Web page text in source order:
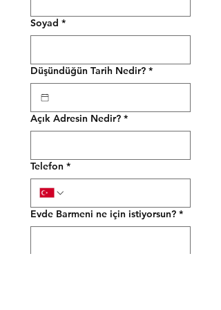
Soyad *
Düşündüğün Tarih Nedir? *
Açık Adresin Nedir? *
Telefon *
Evde Barmeni ne için istiyorsun? *